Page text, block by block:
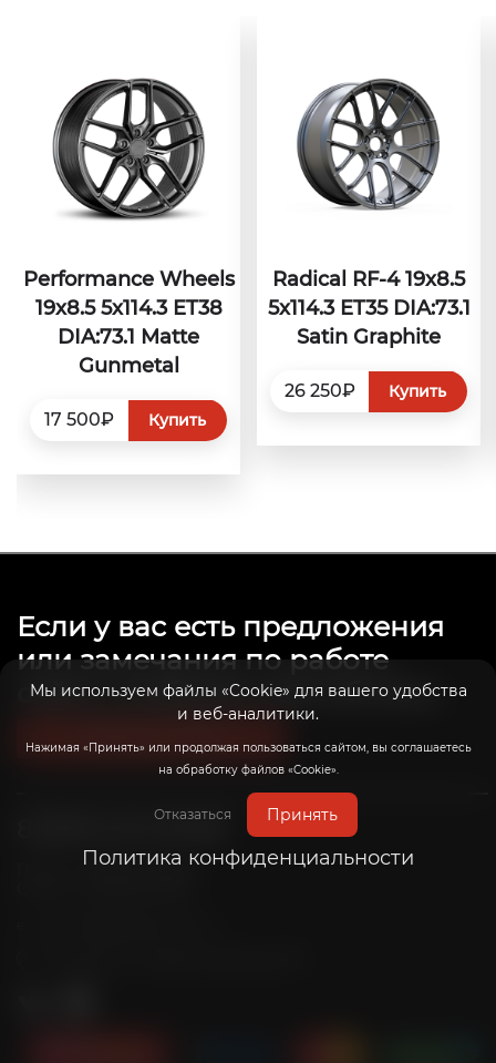
Performance Wheels
19x8.5 5x114.3 ET38
DIA:73.1 Matte
Gunmetal
17 500₽ Купить
Radical RF-4 19x8.5
5x114.3 ET35 DIA:73.1
Satin Graphite
26 250₽ Купить
Мы используем файлы «Cookie» для вашего удобства
и веб-аналитики.
Нажимая «Принять» или продолжая пользоваться сайтом, вы соглашаетесь
на обработку файлов «Cookie».
Отказаться Принять
Политика конфиденциальности
Если у вас есть предложения
или замечания по работе
сайта, сообщите нам об этом.
Связаться с нами
8 (800) 201-39-98
Пн-Пт: с 10:00 до 20:00